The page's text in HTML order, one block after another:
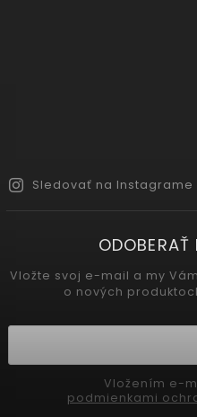
Sledovať na Instagrame
ODOBERAŤ
Vložte svoj e-mail a my
o nových
podmienkami